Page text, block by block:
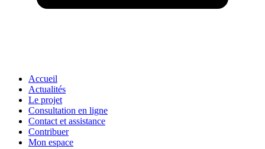
Accueil
Actualités
Le projet
Consultation en ligne
Contact et assistance
Contribuer
Mon espace